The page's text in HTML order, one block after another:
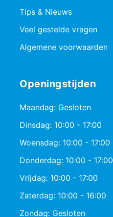
Tips & Nieuws
Veel gestelde vragen
Algemene voorwaarden
Openingstijden
Maandag: Gesloten
Dinsdag: 10:00 - 17:00
Woensdag: 10:00 - 17:00
Donderdag: 10:00 - 17:00
Vrijdag: 10:00 - 17:00
Zaterdag: 10:00 - 16:00
Zondag: Gesloten